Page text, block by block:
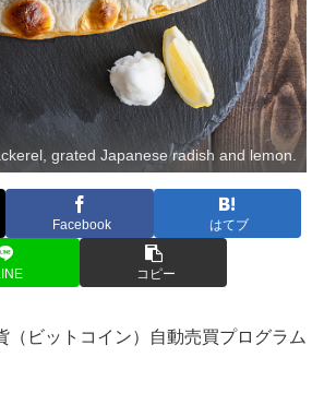
grated Japanese radish and lemon.
Facebook はてブ
コピー
（ビットコイン）自動売買プログラム